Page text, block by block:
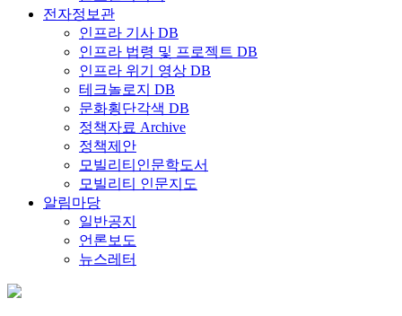
전자정보관
인프라 기사 DB
인프라 법령 및 프로젝트 DB
인프라 위기 영상 DB
테크놀로지 DB
문화횡단각색 DB
정책자료 Archive
정책제안
모빌리티인문학도서
모빌리티 인문지도
알림마당
일반공지
언론보도
뉴스레터